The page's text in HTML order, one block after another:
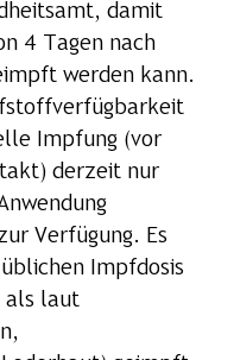
damit
4 Tagen nach
werden kann.
Impfung (vor
derzeit nur
Verfügung. Es
Impfdosis
als laut